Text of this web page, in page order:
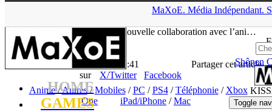
MaXoE. Média Indépendant.
HOME
GAMES
Shônen
Toggle
Legends propose une toute nouvelle collaboration avec l’ani…
- 31.01.20, 11:41
Partager cet article
sur
X/Twitter
Facebook
Anime/Autres/Mobiles/PC /PS4/Téléphonie/ Xbox
One
iPad/iPhone /Mac